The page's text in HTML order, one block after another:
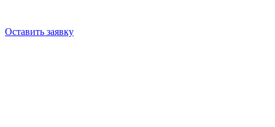
Оставить заявку